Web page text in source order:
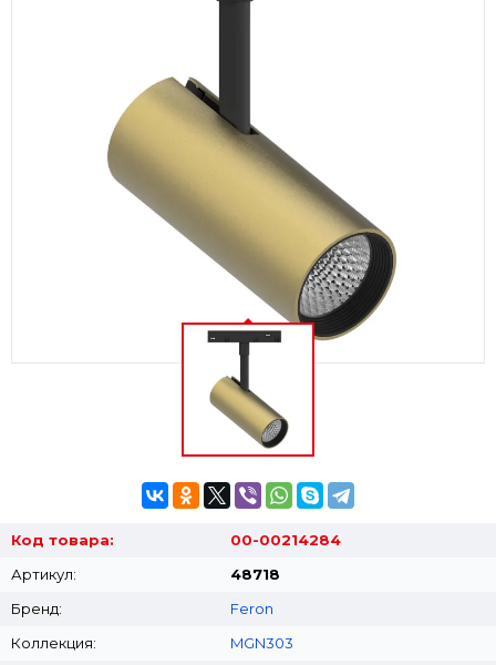
Код товара:
00-00214284
Артикул:
48718
Бренд:
Feron
Коллекция:
MGN303